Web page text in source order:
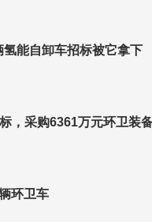
能自卸车招标被它拿下
，采购6361万元环卫装
环卫车